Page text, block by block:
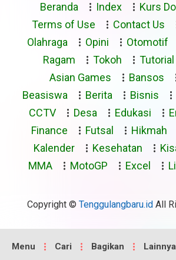
Beranda Index
Kurs
Terms of Use
Contact Us
Olahraga
Opini Otomotif
Ragam
Tokoh Tutorial
Asian Games
Bansos
Beasiswa
Berita Bisnis
CCTV
Desa Edukasi
Finance
Futsal Hikmah
Kalender
Kesehatan
MMA
MotoGP Excel
Copyright © Tenggulangbaru.idAll
Menu Cari Bagikan Lainnya